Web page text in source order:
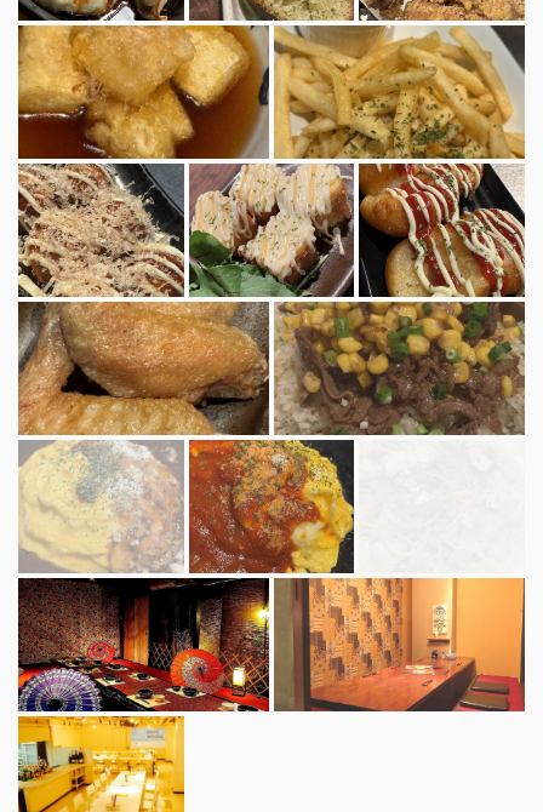
この店舗情報をシェアする
PHOTO | HARUNA 食べ飲み放題
愛媛県松山市二番町２-3-3
https://0899138867.owst.jp/gallery